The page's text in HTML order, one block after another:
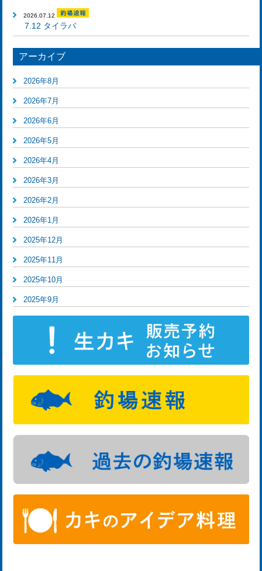
2026.07.12
7.12 タイラバ
アーカイブ
2026年8月
2026年7月
2026年6月
2026年5月
2026年4月
2026年3月
2026年2月
2026年1月
2025年12月
2025年11月
2025年10月
2025年9月